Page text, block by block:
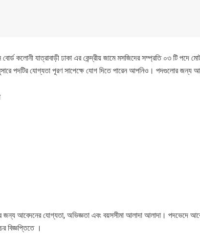
বোর্ড কলোনী যাত্রাবাড়ী ঢাকা এর কেন্দ্রীয় জামে মসজিদের সম্প্রতি ০৩ টি পদে
পদটির যোগ্যতা পূরণ সাপেক্ষে যোগ দিতে পারেন আপনিও। পদগুলোর জন্য
জন্য আবেদনের যোগ্যতা, অভিজ্ঞতা এবং বয়সসীমা আলাদা আলাদা। পদভেদে
বিজ্ঞপ্তিতে ।